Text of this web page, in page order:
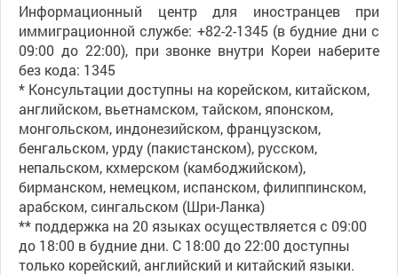
Информационный центр для иностранцев при
иммиграционной службе: +82-2-1345 (в будние дни с
09:00 до 22:00), при звонке внутри Кореи наберите
без кода: 1345
* Консультации доступны на корейском, китайском,
английском, вьетнамском, тайском, японском,
монгольском, индонезийском, французском,
бенгальском, урду (пакистанском), русском,
непальском, кхмерском (камбоджийском),
бирманском, немецком, испанском, филиппинском,
арабском, сингальском (Шри-Ланка)
** поддержка на 20 языках осуществляется с 09:00
до 18:00 в будние дни. С 18:00 до 22:00 доступны
только корейский, английский и китайский языки.